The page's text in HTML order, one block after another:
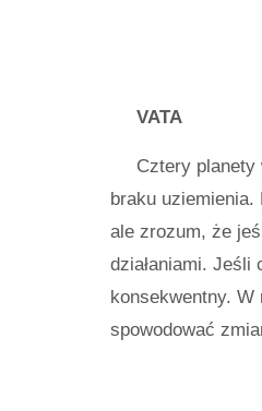
VATA
Cztery planety
braku
ale zrozum, że
działaniami. Jeśli
konsekwentny.
spowodować